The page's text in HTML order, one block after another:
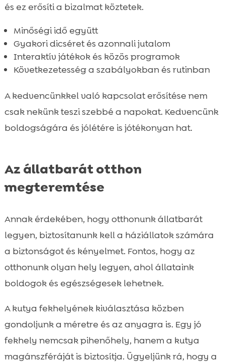
és ez erősíti a bizalmat köztetek.
Minőségi idő együtt
Gyakori dicséret és azonnali jutalom
Interaktív játékok és közös programok
Következetesség a szabályokban és rutinban
A kedvencünkkel való kapcsolat erősítése nem
csak nekünk teszi szebbé a napokat. Kedvencünk
boldogságára és jólétére is jótékonyan hat.
Az állatbarát otthon
megteremtése
Annak érdekében, hogy otthonunk állatbarát
legyen, biztosítanunk kell a háziállatok számára
a biztonságot és kényelmet. Fontos, hogy az
otthonunk olyan hely legyen, ahol állataink
boldogok és egészségesek lehetnek.
A kutya fekhelyének kiválasztása közben
gondoljunk a méretre és az anyagra is. Egy jó
fekhely nemcsak pihenőhely, hanem a kutya
magánszféráját is biztosítja. Ügyeljünk rá, hogy a